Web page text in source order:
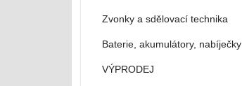
Zvonky a sdělovací technika
Baterie, akumulátory, nabíječky
VÝPRODEJ